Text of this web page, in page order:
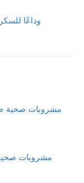
مشروبات